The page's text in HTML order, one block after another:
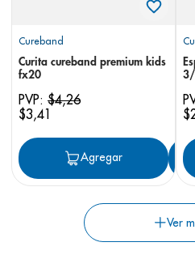
Cureband
Curita cureband premium kids
fx20
PVP: $4,26
$3,41
Agregar
$